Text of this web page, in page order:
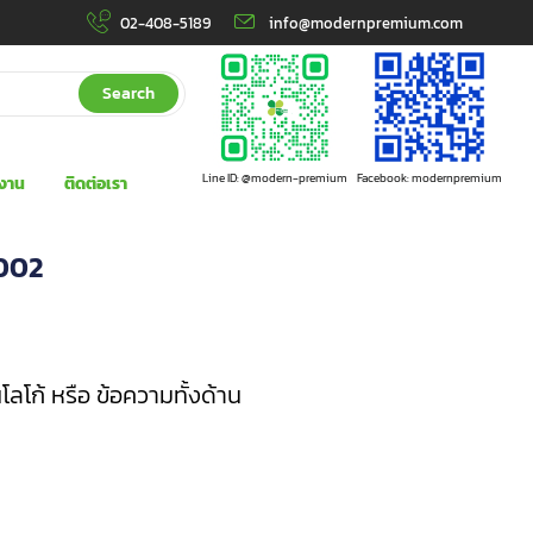
02-408-5189 info@modernpremium.com
Search
าน ติดต่อเรา Line ID: @modern-premium Facebook: modernpremium
โก้ หรือ ข้อความทั้งด้าน